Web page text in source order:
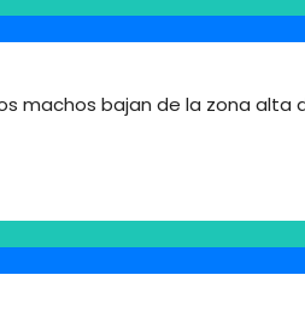
machos bajan de la zona